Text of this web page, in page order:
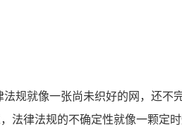
规就像一张尚未织好的网，还
律法规的不确定性就像一颗定